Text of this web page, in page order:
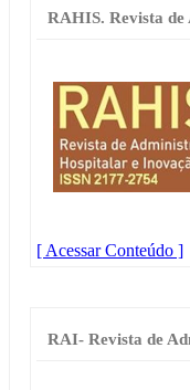
RAHIS. Revista de
[ Acessar Conteúdo ]
RAI- Revista de